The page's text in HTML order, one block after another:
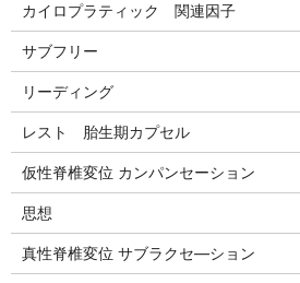
カイロプラティック 関連因子
サブフリー
リーディング
レスト 胎生期カプセル
仮性脊椎変位 カンパンセーション
思想
真性脊椎変位 サブラクセ―ション